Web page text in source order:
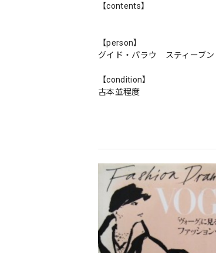
【contents】
【person】
グイド・パラウ スティーブ
【condition】
古本並程度